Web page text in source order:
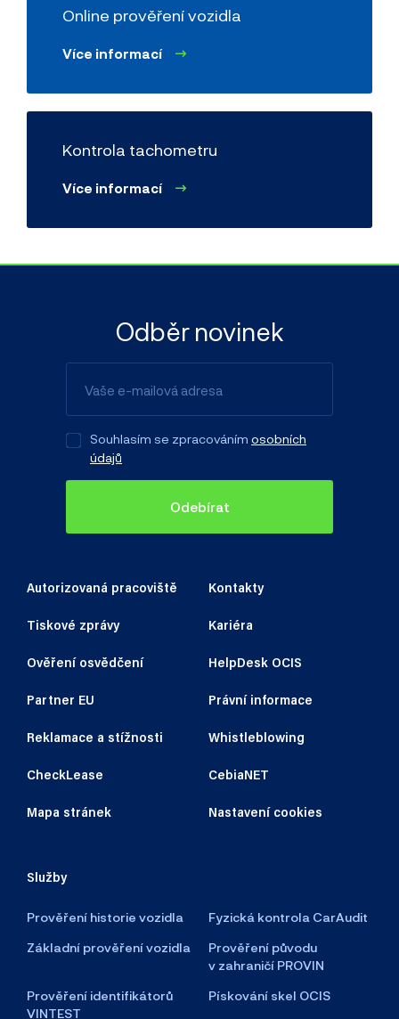
Online prověření vozidla
Více informací
Kontrola tachometru
Více informací
Autorizovaná pracoviště Kontakty
Tiskové zprávy Kariéra
Ověření osvědčení HelpDesk OCIS
Partner EU Právní informace
Reklamace a stížnosti Whistleblowing
CheckLease CebiaNET
Mapa stránek Nastavení cookies
Služby
Prověření historie vozidla
Fyzická kontrola CarAudit
Základní prověření vozidla
Prověření původu
v zahraničí PROVIN
Prověření identifikátorů
VINTEST
Pískování skel OCIS
Odběr novinek
Souhlasím se zpracováním osobních
údajů
Odebírat